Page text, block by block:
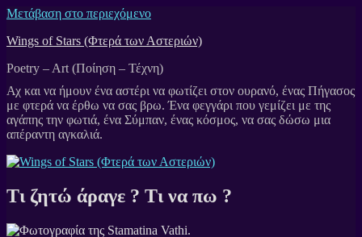
Μετάβαση στο περιεχόμενο
Wings of Stars (Φτερά των Αστεριών)
Poetry – Art (Ποίηση – Τέχνη)
Τι ζητώ άραγε ? Τι να πω ?